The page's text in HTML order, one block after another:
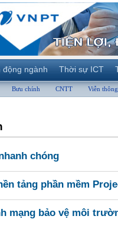
động ngành Thời sự ICT
Bưu chính CNTT Viễn thông
chóng
tảng phần mềm
mạng bảo vệ môi